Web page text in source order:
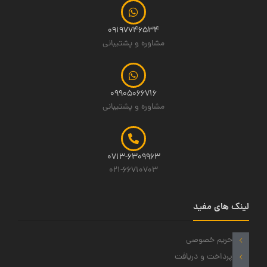
09197746534
مشاوره و پشتیبانی
09905066716
مشاوره و پشتیبانی
0713-6309963
021-66710703
لینک های مفید
حریم خصوصی
پرداخت و دریافت